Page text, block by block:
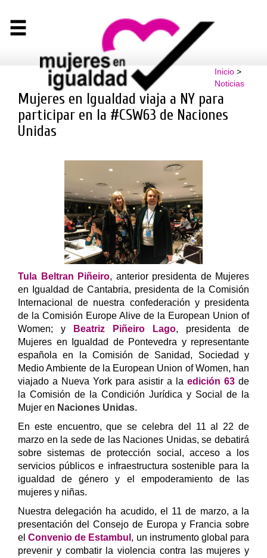
Inicio>
Noticias
Mujeres en Igualdad viaja a NY para
participar en la #CSW63 de Naciones
Unidas
Tula Beltran Piñeiro, anterior presidenta de Mujeres
en Igualdad de Cantabria, presidenta de la Comisión
Internacional de nuestra confederación y presidenta
de la Comisión Europe Alive de la European Union of
Women; y
Beatriz Piñeiro Lago, presidenta de
Mujeres en Igualdad de Pontevedra y representante
española en la Comisión de Sanidad, Sociedad y
Medio Ambiente de la European Union of Women, han
viajado a Nueva York para asistir a la edición 63 de
la Comisión de la Condición Jurídica y Social de la
Mujer en Naciones Unidas.
En este encuentro, que se celebra del 11 al 22 de
marzo en la sede de las Naciones Unidas, se debatirá
sobre sistemas de protección social, acceso a los
servicios públicos e infraestructura sostenible para la
igualdad de género y el empoderamiento de las
mujeres y niñas.
Nuestra delegación ha acudido, el 11 de marzo, a la
presentación del Consejo de Europa y Francia sobre
elConvenio de Estambul , un instrumento global para
prevenir y combatir la violencia contra las mujeres y